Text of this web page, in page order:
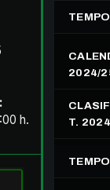
2024/
T.
h.